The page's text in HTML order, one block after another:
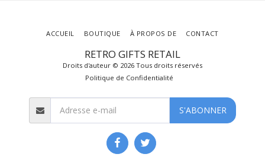
RETRO GIFTS RETAIL
Droits d'auteur © 2026 Tous droits réservés
Politique de Confidentialité
ACCUEIL BOUTIQUE À PROPOS DE CONTACT
S'ABONNER